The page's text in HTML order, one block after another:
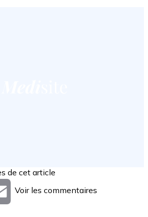
de cet article
Email
Voir les commentaires